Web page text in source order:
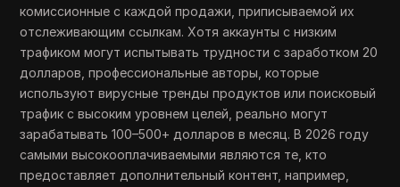
комиссионные с каждой продажи, приписываемой их
отслеживающим ссылкам. Хотя аккаунты с низким
трафиком могут испытывать трудности с заработком 20
долларов, профессиональные авторы, которые
используют вирусные тренды продуктов или поисковый
трафик с высоким уровнем целей, реально могут
зарабатывать 100–500+ долларов в месяц. В 2026 году
самыми высокооплачиваемыми являются те, кто
предоставляет дополнительный контент, например,